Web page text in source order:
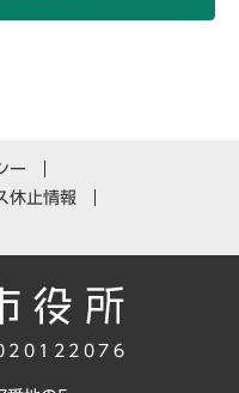
ー
休止情報